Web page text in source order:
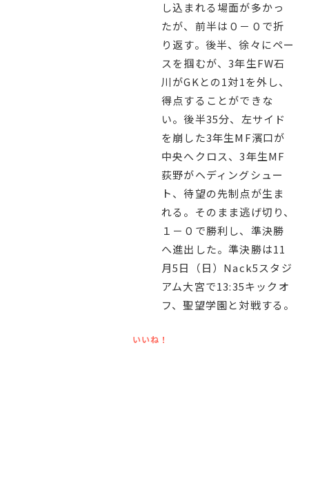
し込まれる場面が多かっ
たが、前半は０－０で折
り返す。後半、徐々にペー
スを掴むが、3年生FW石
川がGKとの1対1を外し、
得点することができな
い。後半35分、左サイド
を崩した3年生MF濱口が
中央へクロス、3年生MF
荻野がヘディングシュー
ト、待望の先制点が生ま
れる。そのまま逃げ切り、
１－０で勝利し、準決勝
へ進出した。準決勝は11
月5日（日）Nack5スタジ
アム大宮で13:35キックオ
フ、聖望学園と対戦する。
いいね！